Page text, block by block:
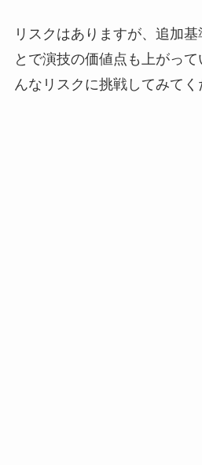
リスクはありますが、追加
とで演技の価値点も上がっ
んなリスクに挑戦してみてく